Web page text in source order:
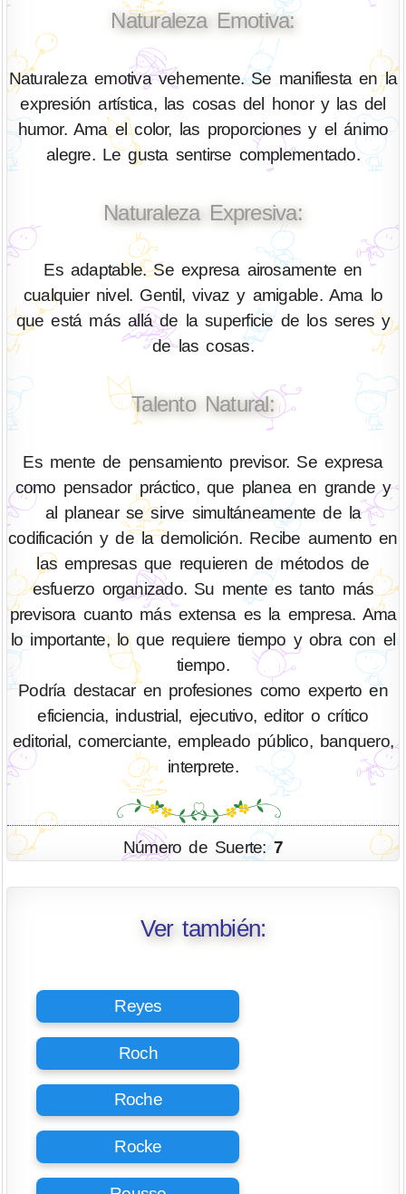
Naturaleza Emotiva:
Naturaleza emotiva vehemente. Se manifiesta en la
expresión artística, las cosas del honor y las del
humor. Ama el color, las proporciones y el ánimo
alegre. Le gusta sentirse complementado.
Naturaleza Expresiva:
Es adaptable. Se expresa airosamente en
cualquier nivel. Gentil, vivaz y amigable. Ama lo
que está más allá de la superficie de los seres y
de las cosas.
Talento Natural:
Es mente de pensamiento previsor. Se expresa
como pensador práctico, que planea en grande y
al planear se sirve simultáneamente de la
codificación y de la demolición. Recibe aumento en
las empresas que requieren de métodos de
esfuerzo organizado. Su mente es tanto más
previsora cuanto más extensa es la empresa. Ama
lo importante, lo que requiere tiempo y obra con el
tiempo.
Podría destacar en profesiones como experto en
eficiencia, industrial, ejecutivo, editor o crítico
editorial, comerciante, empleado público, banquero,
interprete.
Número de Suerte:7
Ver también:
Reyes
Roch
Roche
Rocke